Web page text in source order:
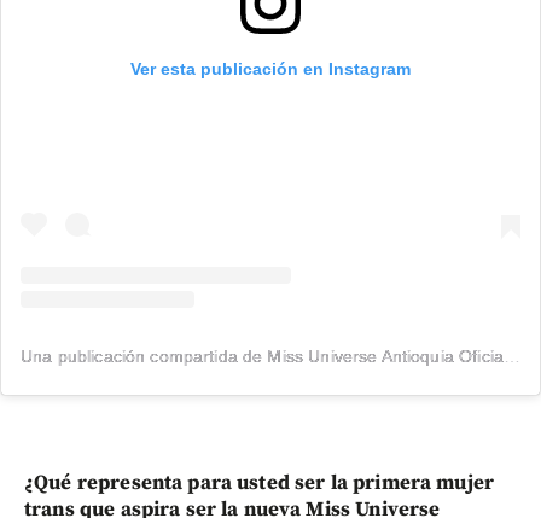
Ver esta publicación en Instagram
¿Qué representa para usted ser la primera mujer
trans que aspira ser la nueva Miss Universe